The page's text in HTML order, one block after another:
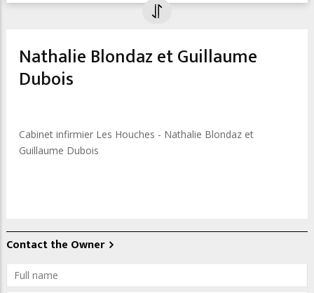
Nathalie Blondaz et Guillaume
Dubois
Cabinet infirmier Les Houches - Nathalie Blondaz et
Guillaume Dubois
Contact the Owner